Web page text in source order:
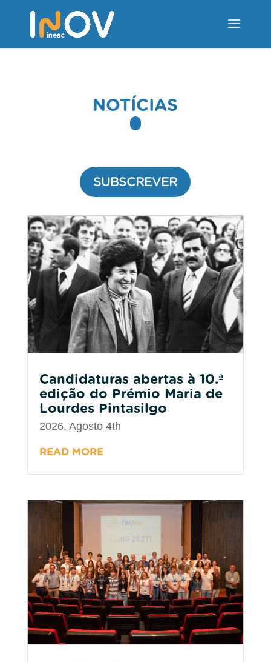
NOTÍCIAS
SUBSCREVER
Candidaturas abertas à 10.ª
edição do Prémio Maria de
Lourdes Pintasilgo
2026, Agosto 4th
READ MORE